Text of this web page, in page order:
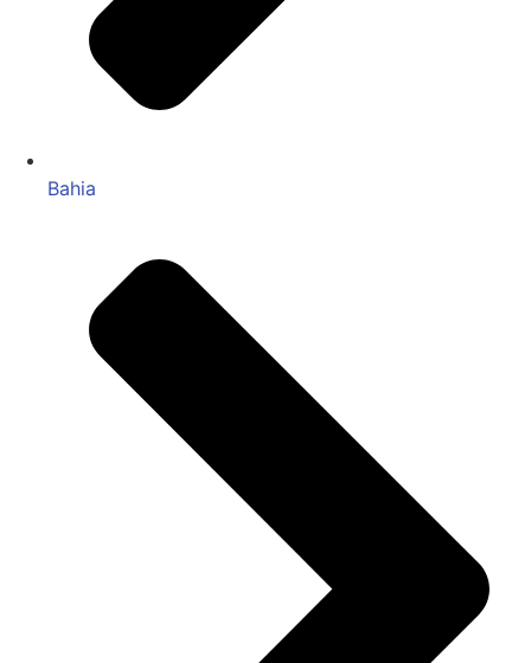
Bahia